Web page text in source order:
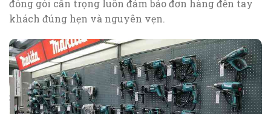
đóng gói cẩn trọng luôn đảm bảo đơn hàng đến tay
khách đúng hẹn và nguyên vẹn.